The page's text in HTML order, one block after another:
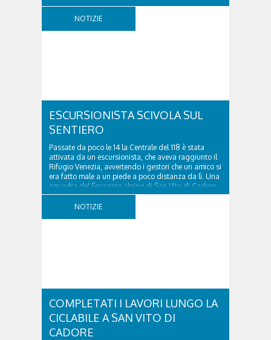
località Diassa, in Val d’Oten, nel comune di Calalzo
di Cadore, per liberare una strada rimasta bloccata
NOTIZIE
ESCURSIONISTA SCIVOLA SUL
SENTIERO
Passate da poco le 14 la Centrale del 118 è stata
attivata da un escursionista, che aveva raggiunto il
Rifugio Venezia, avvertendo i gestori che un amico si
era fatto male a un piede a poco distanza da lì. Una
squadra del Soccorso alpino di San Vito di Cadore
ha quindi raggiunto l'infortunato...
NOTIZIE
COMPLETATI I LAVORI LUNGO LA
CICLABILE A SAN VITO DI
CADORE